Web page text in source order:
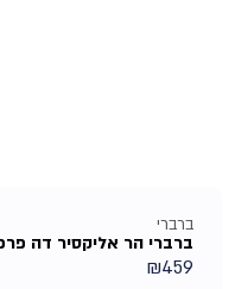
ברברי
ברברי הר אליקסיר דה
₪459